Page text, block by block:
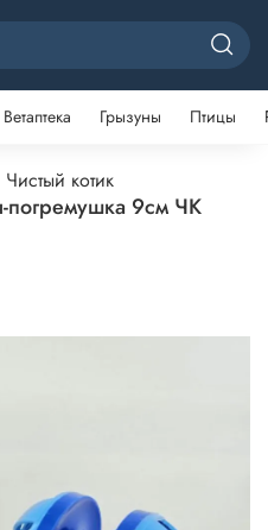
Ветаптека Грызуны Птицы
Чистый котик
9см ЧК